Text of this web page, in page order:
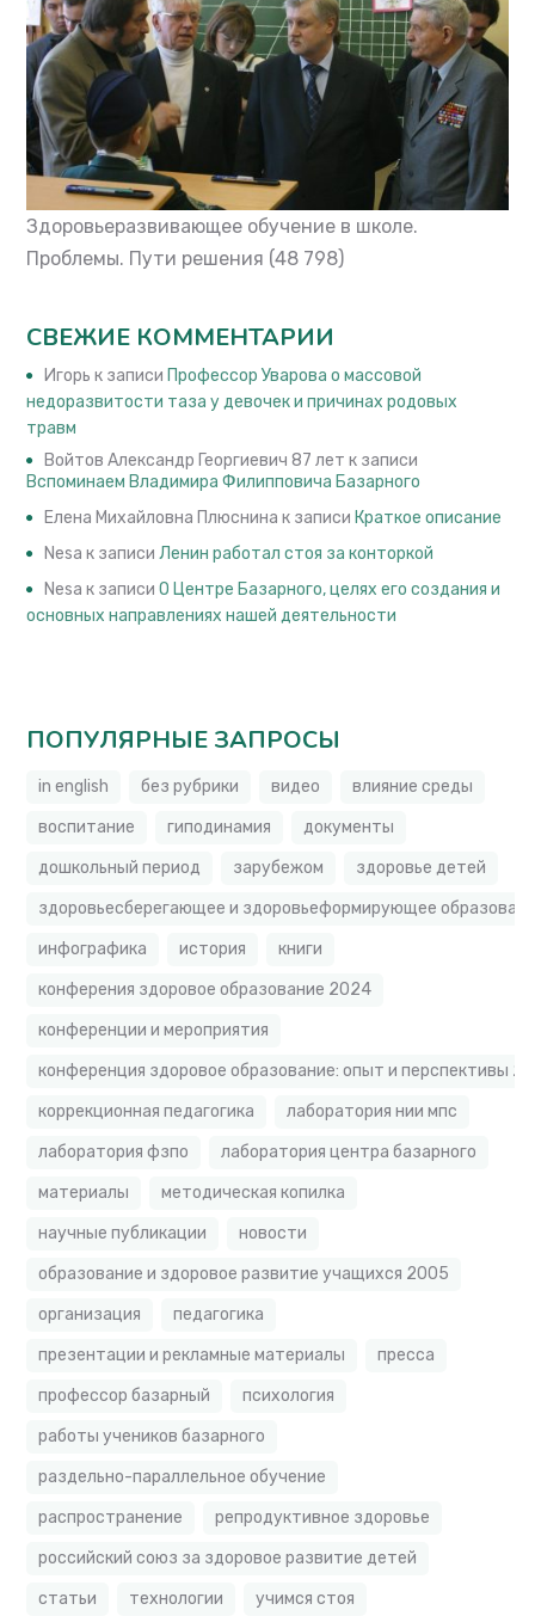
Здоровьеразвивающее обучение в школе.
Проблемы. Пути решения (48 798)
СВЕЖИЕ КОММЕНТАРИИ
Игорь к записи Профессор Уварова о массовой
недоразвитости таза у девочек и причинах родовых
травм
Войтов Александр Георгиевич 87 лет к записи
Вспоминаем Владимира Филипповича Базарного
Елена Михайловна Плюснина к записи Краткое описание
Nesa к записиЛенин работал стоя за конторкой
Nesa к записиО Центре Базарного, целях его создания и
основных направлениях нашей деятельности
ПОПУЛЯРНЫЕ ЗАПРОСЫ
in english без рубрики видео
влияние среды
воспитание
гиподинамия
документы
дошкольный период
зарубежом
здоровье детей
здоровьесберегающее и здоровьеформирующее
инфографика
история
книги
конферения здоровое образование 2024
конференции и мероприятия
конференция здоровое образование: опыт и перспективы
коррекционная педагогика
лаборатория нии мпс
лаборатория фзпо
лаборатория центра базарного
материалы
методическая копилка
научные публикации
новости
образование и здоровое развитие учащихся 2005
организация
педагогика
презентации и рекламные материалы
пресса
профессор базарный
психология
работы учеников базарного
раздельно-параллельное обучение
распространение
репродуктивное здоровье
российский союз за здоровое развитие детей
статьи
технологии
учимся стоя